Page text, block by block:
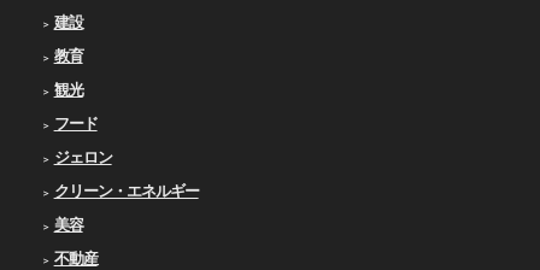
建設
教育
観光
フード
ジェロン
クリーン・エネルギー
美容
不動産